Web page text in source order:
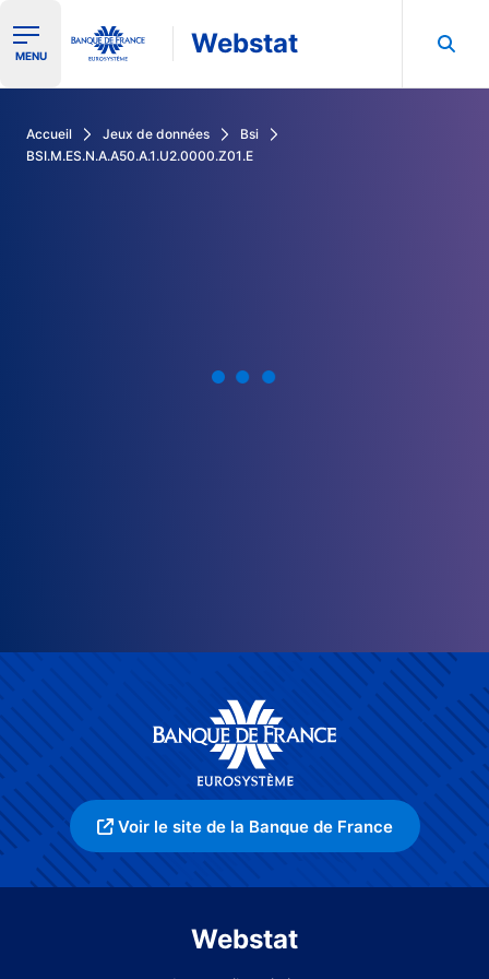
Ouvrir le menu de navigation
MENU Webstat
Accueil Jeux de données
Bsi
BSI.M.ES.N.A.A50.A.1.U2.0000.Z01.E
Voir le site de la Banque de France
Webstat